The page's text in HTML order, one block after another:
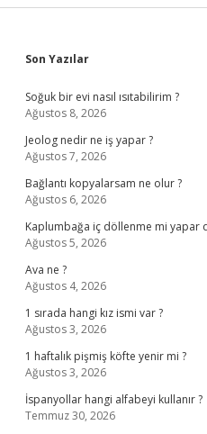
Sidebar
Son Yazılar
Soğuk bir evi nasıl ısıtabilirim ?
Ağustos 8, 2026
Jeolog nedir ne iş yapar ?
Ağustos 7, 2026
Bağlantı kopyalarsam ne olur ?
Ağustos 6, 2026
Kaplumbağa iç döllenme mi yapar
Ağustos 5, 2026
Ava ne ?
Ağustos 4, 2026
1 sırada hangi kız ismi var ?
Ağustos 3, 2026
1 haftalık pişmiş köfte yenir mi ?
Ağustos 3, 2026
İspanyollar hangi alfabeyi kullanır ?
Temmuz 30, 2026